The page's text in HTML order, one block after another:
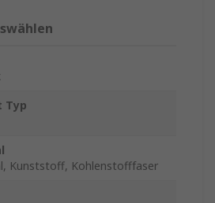
Typ
Kunststoff, Kohlenstofffaser